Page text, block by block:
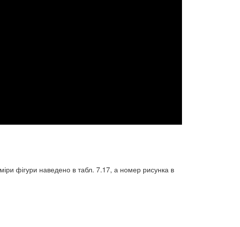
фігури наведено в табл. 7.17, а номер рисунка в